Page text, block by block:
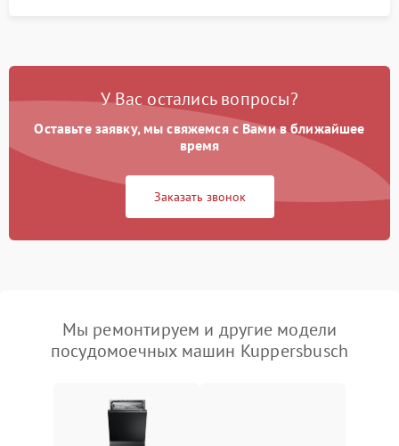
У Вас остались вопросы?
Оставьте заявку, мы свяжемся с Вами в ближайшее
время
Заказать звонок
Мы ремонтируем и другие модели
посудомоечных машин Kuppersbusch